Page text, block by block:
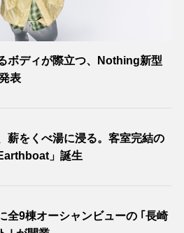
ボディが際立つ、Nothing新型
表
薪をくべ湯に浸る。客室完結の
」誕生
全9棟オーシャンビューの ｢長崎